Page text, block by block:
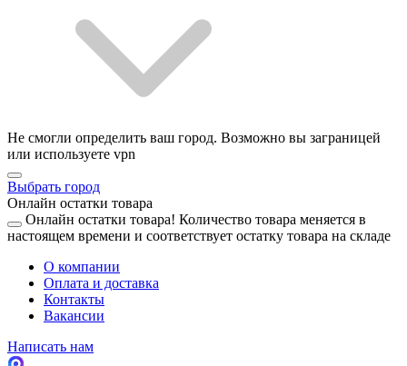
Не смогли определить ваш город. Возможно вы заграницей
или используете vpn
Выбрать город
Онлайн остатки товара
Онлайн остатки товара! Количество товара меняется в
настоящем времени и соответствует остатку товара на складе
О компании
Оплата и доставка
Контакты
Вакансии
Написать нам